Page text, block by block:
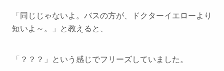
「同じじゃないよ。バスの方が、ドクターイエローより
短いよ～。」と教えると、
「？？？」という感じでフリーズしていました。